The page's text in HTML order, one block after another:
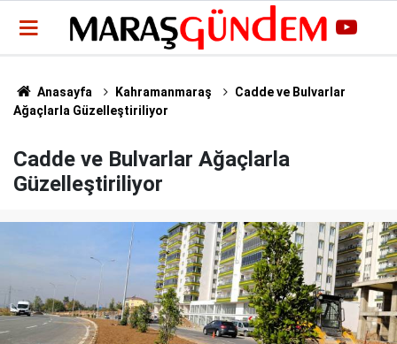
Anasayfa Kahramanmaraş
Cadde ve Bulvarlar
Ağaçlarla Güzelleştiriliyor
Cadde ve Bulvarlar Ağaçlarla
Güzelleştiriliyor